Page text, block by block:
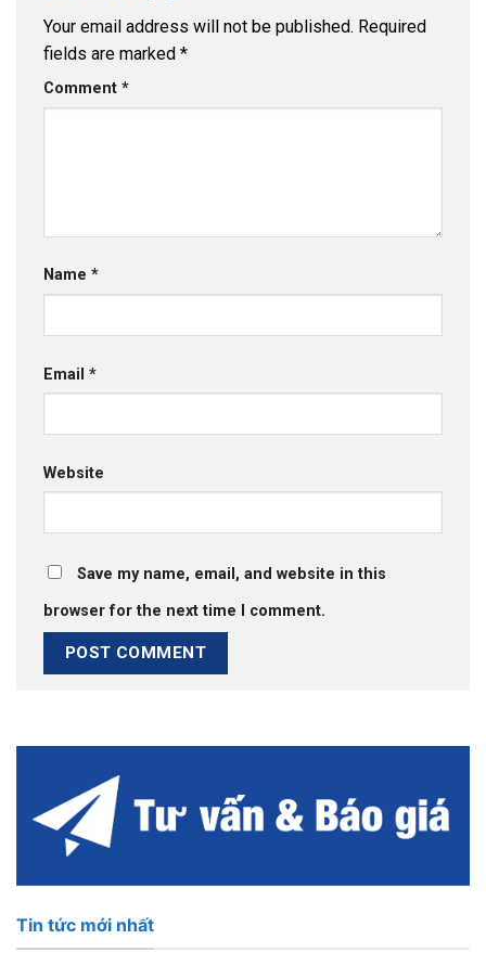
Your email address will not be published. Required
fields are marked *
Comment *
Name *
Email *
Website
Save my name, email, and website in this
browser for the next time I comment.
Tin tức mới nhất